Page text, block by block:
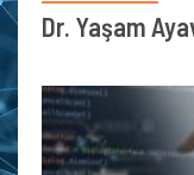
Dr. Yaşam